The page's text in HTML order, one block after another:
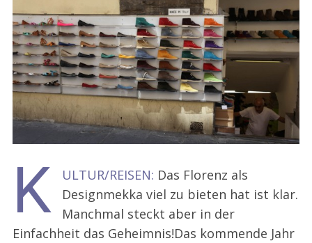
K ULTUR/REISEN: Das Florenz als
Designmekka viel zu bieten hat ist klar.
Manchmal steckt aber in der
Einfachheit das Geheimnis!Das kommende Jahr